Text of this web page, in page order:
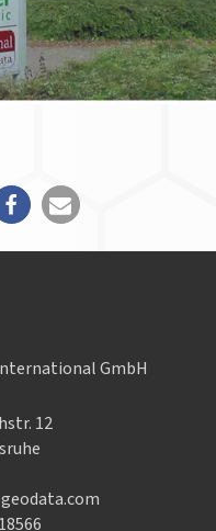
GmbH
12